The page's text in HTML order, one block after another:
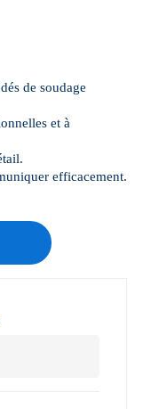
de soudage
et à
efficacement.